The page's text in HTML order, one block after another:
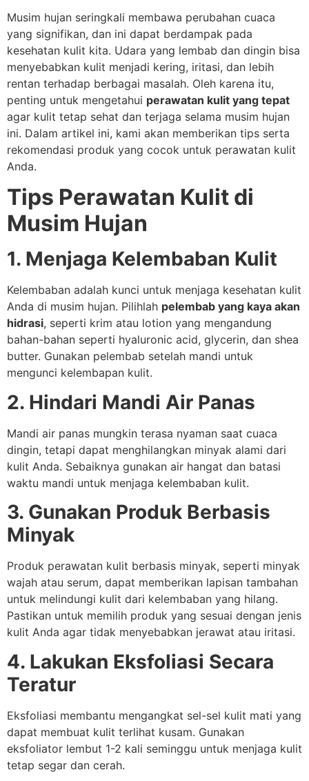
Musim hujan seringkali membawa perubahan cuaca
yang signifikan, dan ini dapat berdampak pada
kesehatan kulit kita. Udara yang lembab dan dingin bisa
menyebabkan kulit menjadi kering, iritasi, dan lebih
rentan terhadap berbagai masalah. Oleh karena itu,
penting untuk mengetahui perawatan kulit yang tepat
agar kulit tetap sehat dan terjaga selama musim hujan
ini. Dalam artikel ini, kami akan memberikan tips serta
rekomendasi produk yang cocok untuk perawatan kulit
Anda.
Tips Perawatan Kulit di
Musim Hujan
1. Menjaga Kelembaban Kulit
Kelembaban adalah kunci untuk menjaga kesehatan kulit
Anda di musim hujan. Pilihlah pelembab yang kaya akan
hidrasi, seperti krim atau lotion yang mengandung
bahan-bahan seperti hyaluronic acid, glycerin, dan shea
butter. Gunakan pelembab setelah mandi untuk
mengunci kelembapan kulit.
2. Hindari Mandi Air Panas
Mandi air panas mungkin terasa nyaman saat cuaca
dingin, tetapi dapat menghilangkan minyak alami dari
kulit Anda. Sebaiknya gunakan air hangat dan batasi
waktu mandi untuk menjaga kelembaban kulit.
3. Gunakan Produk Berbasis
Minyak
Produk perawatan kulit berbasis minyak, seperti minyak
wajah atau serum, dapat memberikan lapisan tambahan
untuk melindungi kulit dari kelembaban yang hilang.
Pastikan untuk memilih produk yang sesuai dengan jenis
kulit Anda agar tidak menyebabkan jerawat atau iritasi.
4. Lakukan Eksfoliasi Secara
Teratur
Eksfoliasi membantu mengangkat sel-sel kulit mati yang
dapat membuat kulit terlihat kusam. Gunakan
eksfoliator lembut 1-2 kali seminggu untuk menjaga kulit
tetap segar dan cerah.